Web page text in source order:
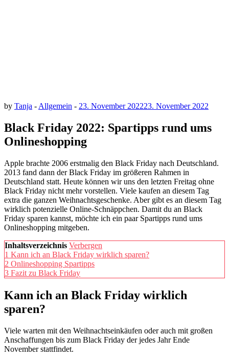
by Tanja - Allgemein - 23. November 202223. November 2022
Black Friday 2022: Spartipps rund ums
Onlineshopping
Apple brachte 2006 erstmalig den Black Friday nach Deutschland.
2013 fand dann der Black Friday im größeren Rahmen in
Deutschland statt. Heute können wir uns den letzten Freitag ohne
Black Friday nicht mehr vorstellen. Viele kaufen an diesem Tag
extra die ganzen Weihnachtsgeschenke. Aber gibt es an diesem Tag
wirklich potenzielle Online-Schnäppchen. Damit du an Black
Friday sparen kannst, möchte ich ein paar Spartipps rund ums
Onlineshopping mitgeben.
Inhaltsverzeichnis Verbergen
1 Kann ich an Black Friday wirklich sparen?
2 Onlineshopping Spartipps
3 Fazit zu Black Friday
Kann ich an Black Friday wirklich
sparen?
Viele warten mit den Weihnachtseinkäufen oder auch mit großen
Anschaffungen bis zum Black Friday der jedes Jahr Ende
November stattfindet.